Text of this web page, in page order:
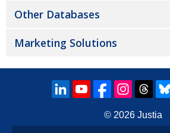
Other Databases
Marketing Solutions
© 2026 Justia